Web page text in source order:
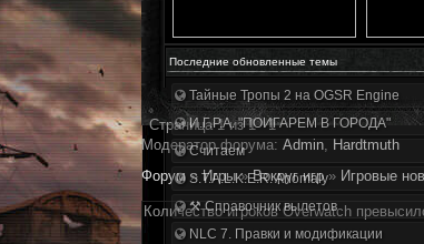
Последние обновленные темы
Тайные Тропы 2 на OGSR Engine
И.Г.Р.А. "ПОИГАРЕМ В ГОРОДА"
Считаем
S.T.A.L.K.E.R. Anomaly
⚒ Справочник вылетов
NLC 7. Правки и модификации
Страница1из1
1
Модератор форума: Аdmin, Hardtmuth
Форум » Игры » Вокруг игр » Игровые
Количество игроков Overwatch